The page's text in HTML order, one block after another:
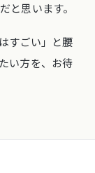
と思います。
すごい」と腰
い方を、お待